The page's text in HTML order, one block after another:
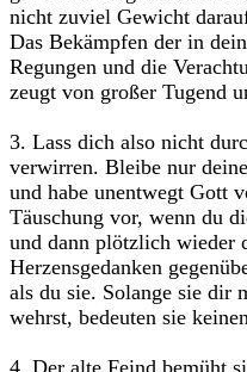
nicht zuviel Gewicht
Das Bekämpfen der in
Regungen und die
zeugt von großer Tugend
3. Lass dich also nicht
verwirren. Bleibe nur
und habe unentwegt Gott
Täuschung vor, wenn du
und dann plötzlich wieder
Herzensgedanken
als du sie. Solange sie dir
wehrst, bedeuten sie
4. Der alte Feind bemüht